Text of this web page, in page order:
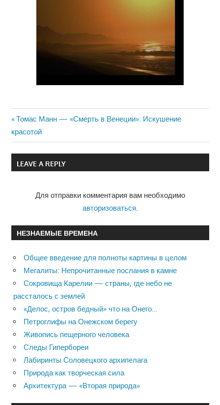
Навигация
по
записям
Previous
Post:
Томас Манн — «Смерть в Венеции»: Искушение
красотой
LEAVE A REPLY
Для отправки комментария вам необходимо
авторизоваться
НЕЗНАЕМЫЕ ВРЕМЕНА
Общее введение для полноты картины в целом
Мегалиты: Непрочитанные послания в камне
Сокровища Карелии — страны, где небо не
рассталось с землей
«Делос, остров бедный» что на Онего…
Петроглифы на Онежском берегу
Живопись пещерного человека
Следы Гипербореи
Лабиринты Соловецкого архипелага
Природа как творческая сила
Архитектура — «Вторая природа»